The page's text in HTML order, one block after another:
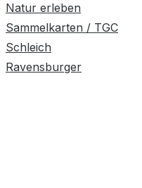
Natur erleben
Sammelkarten / TGC
Schleich
Ravensburger